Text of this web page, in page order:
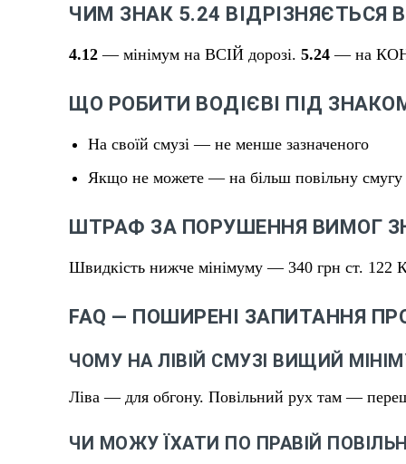
ЧИМ ЗНАК 5.24 ВІДРІЗНЯЄТЬСЯ
4.12 — мінімум на ВСІЙ дорозі. 5.24 — на
ЩО РОБИТИ ВОДІЄВІ ПІД
На своїй смузі — не менше зазначеного
Якщо не можете — на більш повільну смугу
ШТРАФ ЗА ПОРУШЕННЯ ВИМОГ
Швидкість нижче мінімуму — 340 грн ст.
FAQ — ПОШИРЕНІ ЗАПИТАННЯ
ЧОМУ НА ЛІВІЙ СМУЗІ ВИЩИЙ
Ліва — для обгону. Повільний рух там —
ЧИ МОЖУ ЇХАТИ ПО ПРАВІЙ